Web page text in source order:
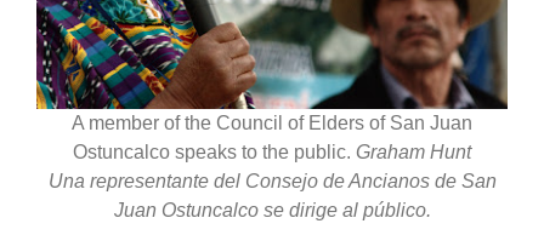
A member of the Council of Elders of San Juan
Ostuncalco speaks to the public. Graham Hunt
Una representante del Consejo de Ancianos de San
Juan Ostuncalco se dirige al público.